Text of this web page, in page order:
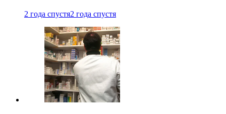
2 года спустя2 года спустя